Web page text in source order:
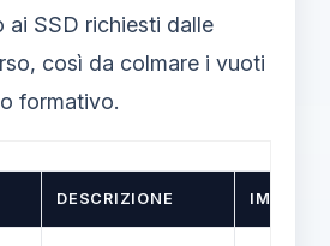
ai SSD richiesti dalle
così da colmare i vuoti
formativo.
DESCRIZIONE